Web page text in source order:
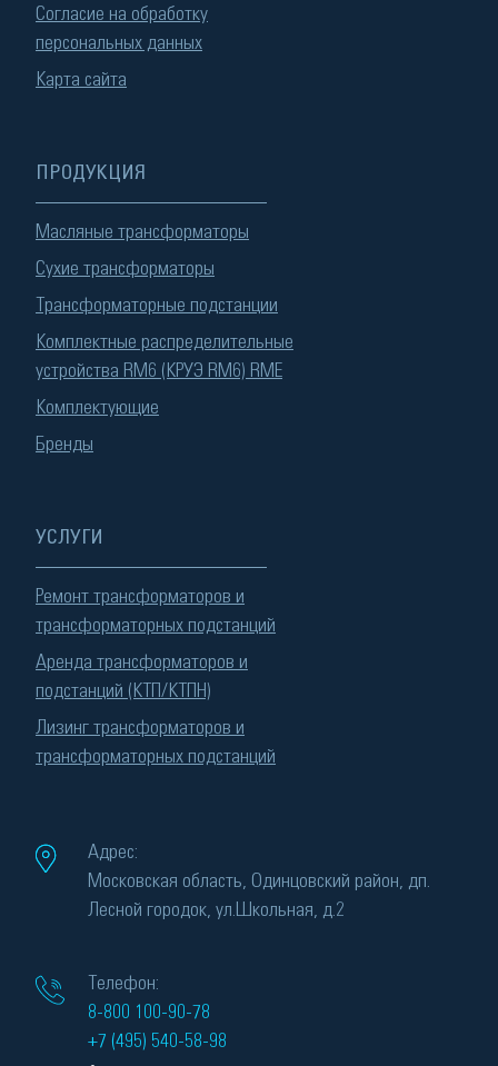
Согласие на обработку
персональных данных
Карта сайта
ПРОДУКЦИЯ
Масляные трансформаторы
Сухие трансформаторы
Трансформаторные подстанции
Комплектные распределительные
устройства RM6 (КРУЭ RM6) RME
Комплектующие
Бренды
УСЛУГИ
Ремонт трансформаторов и
трансформаторных подстанций
Аренда трансформаторов и
подстанций (КТП/КТПН)
Лизинг трансформаторов и
трансформаторных подстанций
Адрес:
Московская область, Одинцовский район, дп.
Лесной городок, ул.Школьная, д.2
Телефон:
8-800 100-90-78
+7 (495) 540-58-98